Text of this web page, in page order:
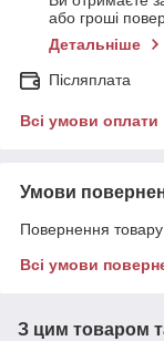
або гроші
Детальніше
Післяплата
Всі умови оплати
Умови
Повернення
Всі умови
З цим товаром